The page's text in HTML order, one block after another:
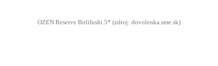
OZEN Reserve Bolifushi 5* (zdroj: dovolenka.sme.sk)